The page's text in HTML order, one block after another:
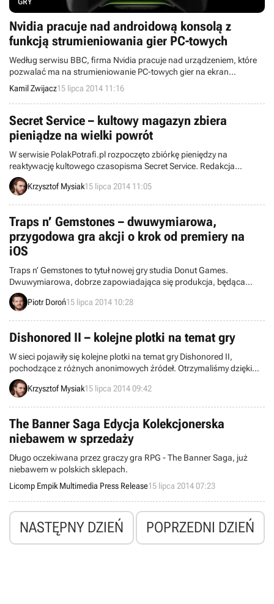
Nvidia pracuje nad androidową konsolą z
funkcją strumieniowania gier PC-towych
Według serwisu BBC, firma Nvidia pracuje nad urządzeniem, które
pozwalać ma na strumieniowanie PC-towych gier na ekran
telewizora oraz na uruchamianie mobilnych produkcji. Sprzęt oparty
ma być na systemie operacyjnym Android.
Kamil Zwijacz15 lipca 2014 11:16
Secret Service – kultowy magazyn zbiera
pieniądze na wielki powrót
W serwisie PolakPotrafi.pl rozpoczęto zbiórkę pieniędzy na
reaktywację kultowego czasopisma Secret Service. Redakcja
potrzebuje 93 tysiące złotych, by wydać magazyn w formie
papierowej. Udzielając wsparcia, gwarantujemy sobie m.in. wpływ
Krzysztof Mysiak15 lipca 2014 11:05
Traps n’ Gemstones – dwuwymiarowa,
przygodowa gra akcji o krok od premiery na
iOS
Traps n’ Gemstones to tytuł nowej gry studia Donut Games.
Dwuwymiarowa, dobrze zapowiadająca się produkcja, będąca
połączeniem platformówki i przygodowej gry akcji, ma szansę trafić
do oferty App Store na początku sierpnia. Niewykluczone, że pojawi
Piotr Doroń15 lipca 2014 10:28
Dishonored II – kolejne plotki na temat gry
W sieci pojawiły się kolejne plotki na temat gry Dishonored II,
pochodzące z różnych anonimowych źródeł. Otrzymaliśmy dzięki
nim pogłoski odnośnie m.in. głównego bohatera, twórców produkcji
i, przybliżonego terminu premiery. Ponadto dowiedzieliśmy się, że
Krzysztof Mysiak15 lipca 2014 09:42
The Banner Saga Edycja Kolekcjonerska
niebawem w sprzedaży
Długo oczekiwana przez graczy gra RPG - The Banner Saga, już
niebawem w polskich sklepach.
Licomp Empik Multimedia Press Release15 lipca 2014 07:23
NASTĘPNY DZIEŃ POPRZEDNI DZIEŃ